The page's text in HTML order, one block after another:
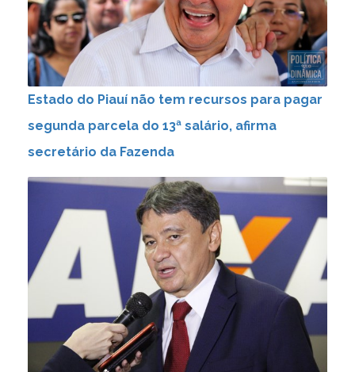
Estado do Piauí não tem recursos para pagar
segunda parcela do 13ª salário, afirma
secretário da Fazenda